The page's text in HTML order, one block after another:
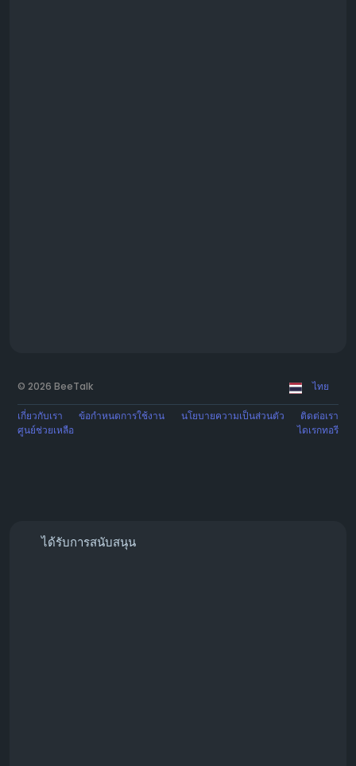
© 2026 BeeTalk ไทย
เกี่ยวกับเรา ข้อกำหนดการใช้งาน นโยบายความเป็นส่วนตัว
ติดต่อเรา
ศูนย์ช่วยเหลือ
ไดเรกทอรี
ได้รับการสนับสนุน